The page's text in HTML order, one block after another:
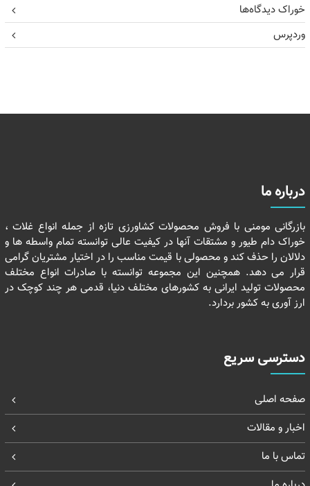
خوراک دیدگاه‌ها
وردپرس
درباره ما
بازرگانی مومنی با فروش محصولات کشاورزی تازه از جمله انواع غلات ،
خوراک دام طیور و مشتقات آنها در کیفیت عالی توانسته تمام واسطه ها و
دلالان را حذف کند و محصولی با قیمت مناسب را در اختیار مشتریان گرامی
قرار می دهد. همچنین این مجموعه توانسته با صادرات انواع مختلف
محصولات تولید ایرانی به کشورهای مختلف دنیا، قدمی هر چند کوچک در
ارز آوری به کشور بردارد.
دسترسی سریع
صفحه اصلی
اخبار و مقالات
تماس با ما